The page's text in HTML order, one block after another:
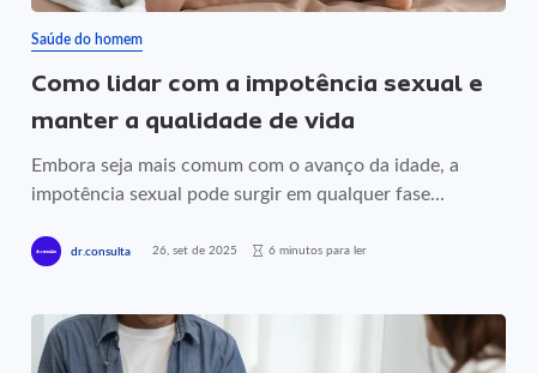
Saúde do homem
Como lidar com a impotência sexual e
manter a qualidade de vida
Embora seja mais comum com o avanço da idade, a
impotência sexual pode surgir em qualquer fase...
dr.consulta 26, set de 2025 6 minutos para ler